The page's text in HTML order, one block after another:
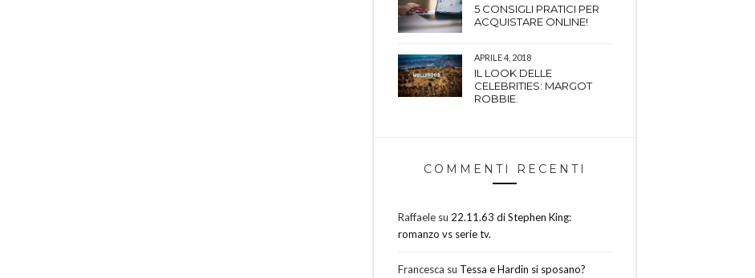
5 CONSIGLI PRATICI PER
ACQUISTARE ONLINE!
APRILE 4, 2018
IL LOOK DELLE
CELEBRITIES: MARGOT
ROBBIE.
COMMENTI RECENTI
Raffaele su 22.11.63 di Stephen King:
romanzo vs serie tv.
Francesca su Tessa e Hardin si sposano?